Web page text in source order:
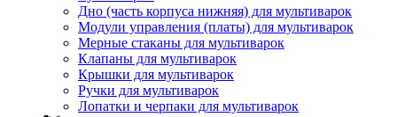
Дно (часть корпуса нижняя) для мультиварок
Модули управления (платы) для мультиварок
Мерные стаканы для мультиварок
Клапаны для мультиварок
Крышки для мультиварок
Ручки для мультиварок
Лопатки и черпаки для мультиварок